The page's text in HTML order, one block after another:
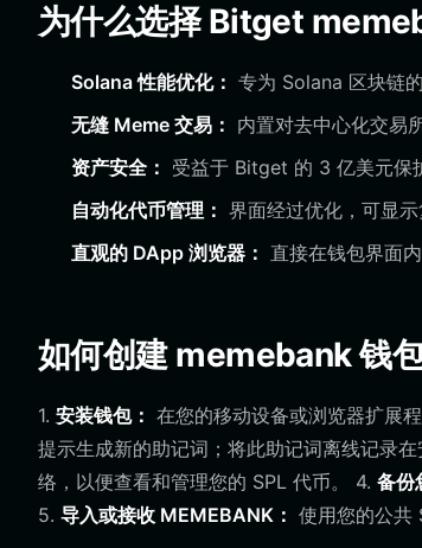
为什么选择 Bitget
Solana 性能优化： 专为 Solana 区块链
无缝 Meme 交易： 内置对去中心化交易
资产安全： 受益于 Bitget 的 3 亿美元保
自动化代币管理： 界面经过优化，可显
直观的 DApp 浏览器： 直接在钱包界面
如何创建 memebank 钱
1. 安装钱包： 在您的移动设备或浏览器扩展
提示生成新的助记词；将此助记词离线记录
络，以便查看和管理您的 SPL 代币。 4. 备份
5. 导入或接收 MEMEBANK： 使用您的公共